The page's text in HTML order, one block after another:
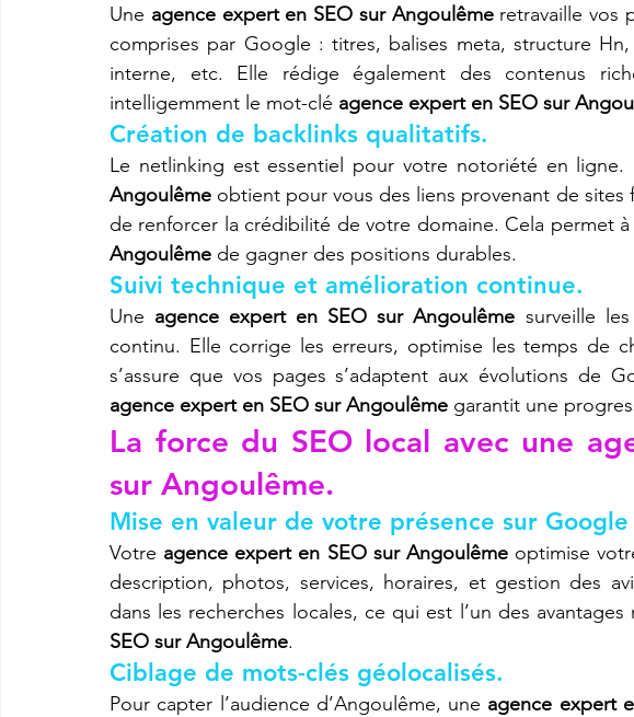
Une agence expert en SEO sur Angoulême retravaille vos
comprises par Google : titres, balises meta, structure
interne, etc. Elle rédige également des contenus
intelligemment le mot-clé agence expert en SEO sur
Création de backlinks qualitatifs.
Le netlinking est essentiel pour votre notoriété en ligne.
Angoulême obtient pour vous des liens provenant de sites
de renforcer la crédibilité de votre domaine. Cela permet
Angoulême de gagner des positions durables.
Suivi technique et amélioration continue.
Une agence expert en SEO sur Angoulême surveille
continu. Elle corrige les erreurs, optimise les temps de
agence expert en SEO sur Angoulême garantit une
La force du SEO local avec une
sur Angoulême.
Mise en valeur de votre présence sur Google
Votre agence expert en SEO sur Angoulême optimise
description, photos, services, horaires, et gestion des
dans les recherches locales, ce qui est l’un des avantages
SEO sur Angoulême.
Ciblage de mots-clés géolocalisés.
Pour capter l’audience d’Angoulême, une agence expert